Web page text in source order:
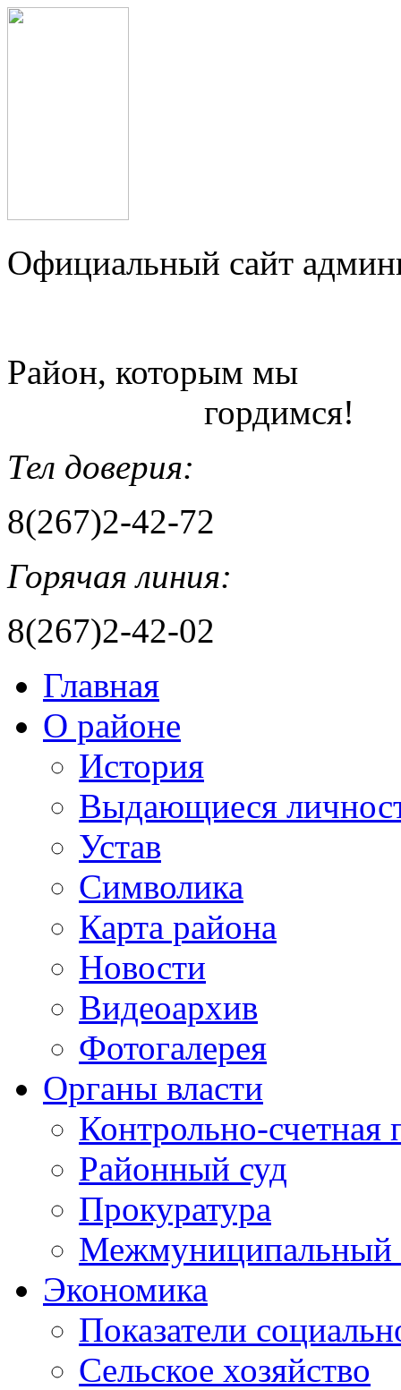
Официальный сайт
Район, которым мы
гордимся!
Тел доверия:
8(267)2-42-72
Горячая линия:
8(267)2-42-02
Главная
О районе
История
Выдающиеся
Устав
Символика
Карта района
Новости
Видеоархив
Фотогалерея
Органы власти
Контрольно-счетная
Районный суд
Прокуратура
Межмуниципальный
Экономика
Показатели
Сельское хозяйство